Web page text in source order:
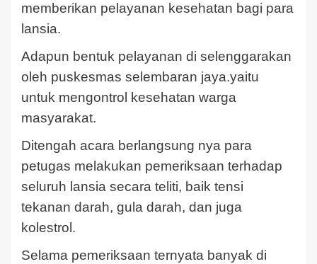
memberikan pelayanan kesehatan bagi para
lansia.
Adapun bentuk pelayanan di selenggarakan
oleh puskesmas selembaran jaya.yaitu
untuk mengontrol kesehatan warga
masyarakat.
Ditengah acara berlangsung nya para
petugas melakukan pemeriksaan terhadap
seluruh lansia secara teliti, baik tensi
tekanan darah, gula darah, dan juga
kolestrol.
Selama pemeriksaan ternyata banyak di